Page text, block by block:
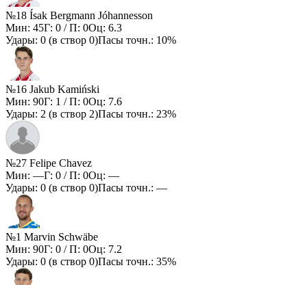
№18 Ísak Bergmann Jóhannesson
Мин: 45Г: 0 / П: 0Оц: 6.3
Удары: 0 (в створ 0)Пасы точн.: 10%
№16 Jakub Kamiński
Мин: 90Г: 1 / П: 0Оц: 7.6
Удары: 2 (в створ 2)Пасы точн.: 23%
№27 Felipe Chavez
Мин: —Г: 0 / П: 0Оц: —
Удары: 0 (в створ 0)Пасы точн.: —
№1 Marvin Schwäbe
Мин: 90Г: 0 / П: 0Оц: 7.2
Удары: 0 (в створ 0)Пасы точн.: 35%